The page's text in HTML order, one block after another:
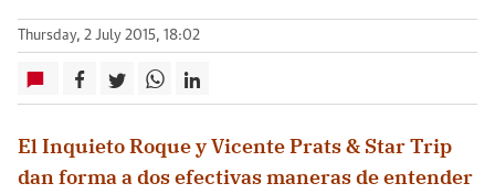
Thursday, 2 July 2015, 18:02
El Inquieto Roque y Vicente Prats & Star Trip
dan forma a dos efectivas maneras de entender